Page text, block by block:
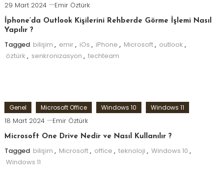
29 Mart 2024 Emir Öztürk
İphone’da Outlook Kişilerini Rehberde Görme İşlemi Nasıl
Yapılır ?
Tagged bilişim , emir, iOs , iPhone , Microsoft, outlook ,
öztürk , senkronizasyon , techteam
Genel Microsoft Office Windows 10 Windows 11
18 Mart 2024 Emir Öztürk
Microsoft One Drive Nedir ve Nasıl Kullanılır ?
Tagged bilişim , Microsoft, office , teknoloji , Windows 10 ,
Windows 11